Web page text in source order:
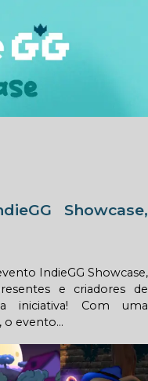
Showcase,
IndieGG Showcase,
e criadores de
iniciativa! Com uma
o evento...